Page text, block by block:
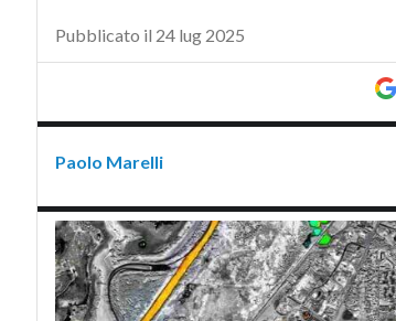
Pubblicato il 24 lug 2025
Paolo Marelli